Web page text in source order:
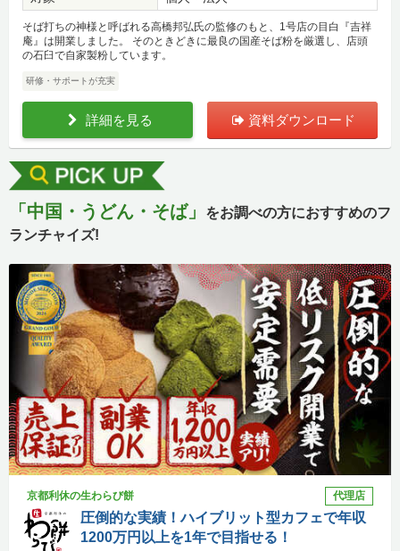
そば打ちの神様と呼ばれる高橋邦弘氏の監修のもと、1号店の目白『吉祥
庵』は開業しました。 そのときどきに最良の国産そば粉を厳選し、店頭
の石臼で自家製粉しています。
研修・サポートが充実
詳細を見る 資料ダウンロード
「中国・うどん・そば」
をお調べの方におすすめのフ
ランチャイズ!
京都利休の生わらび餅 代理店
圧倒的な実績！ハイブリット型カフェで年収
1200万円以上を1年で目指せる！